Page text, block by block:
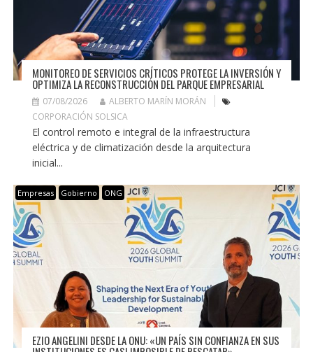
MONITOREO DE SERVICIOS CRÍTICOS PROTEGE LA INVERSIÓN Y
OPTIMIZA LA RECONSTRUCCIÓN DEL PARQUE EMPRESARIAL
07/08/2026
ALBERTO MARÍN MORÁN
CORPORACIÓN SOLSICA
El control remoto e integral de la infraestructura
eléctrica y de climatización desde la arquitectura
inicial...
Empresas Gobierno ONG
EZIO ANGELINI DESDE LA ONU: «UN PAÍS SIN CONFIANZA EN SUS